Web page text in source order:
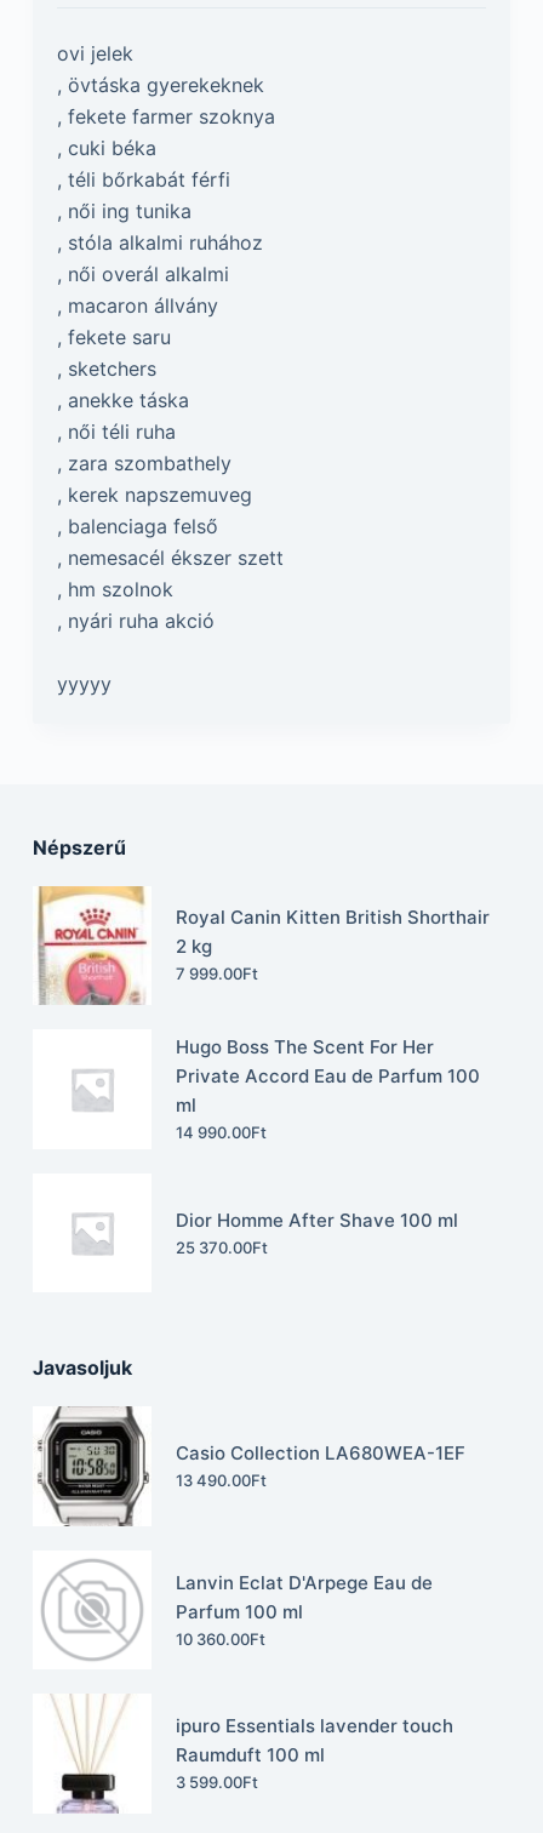
ovi jelek
, övtáska gyerekeknek
, fekete farmer szoknya
, cuki béka
, téli bőrkabát férfi
, női ing tunika
, stóla alkalmi ruhához
, női overál alkalmi
, macaron állvány
, fekete saru
, sketchers
, anekke táska
, női téli ruha
, zara szombathely
, kerek napszemuveg
, balenciaga felső
, nemesacél ékszer szett
, hm szolnok
, nyári ruha akció
yyyyy
Népszerű
Royal Canin Kitten British Shorthair
2 kg
7 999.00Ft
Hugo Boss The Scent For Her
Private Accord Eau de Parfum 100
ml
14 990.00Ft
Dior Homme After Shave 100 ml
25 370.00Ft
Javasoljuk
Casio Collection LA680WEA-1EF
13 490.00Ft
Lanvin Eclat D'Arpege Eau de
Parfum 100 ml
10 360.00Ft
ipuro Essentials lavender touch
Raumduft 100 ml
3 599.00Ft